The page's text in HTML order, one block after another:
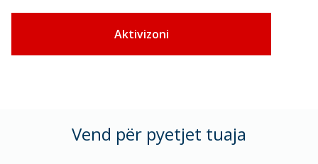
Aktivizoni
Vend për pyetjet tuaja